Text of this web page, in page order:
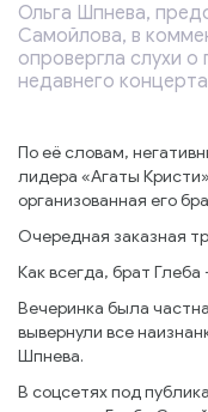
Ольга Шпнева,
Самойлова, в
опровергла слухи
недавнего
По её словам,
лидера «Агаты
организованная его
Очередная заказная
Как всегда, брат
Вечеринка была
вывернули все
Шпнева.
В соцсетях под